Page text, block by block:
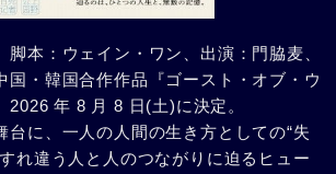
脚本：ウェイン・ワン、出演：門脇麦、
国・韓国合作作品『ゴースト・オブ・ウ
2026 年 8 月 8 日(土)に決定。
台に、一人の人間の生き方としての“失
れ違う人と人のつながりに迫るヒュー